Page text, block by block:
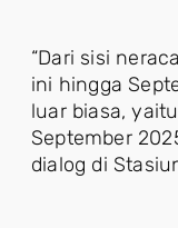
“Dari sisi
ini hingga
luar biasa,
September
dialog di